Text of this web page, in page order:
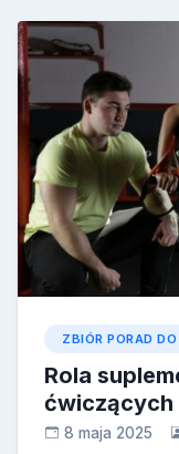
ZBIÓR PORAD
Rola
ćwiczących
8 maja 2025